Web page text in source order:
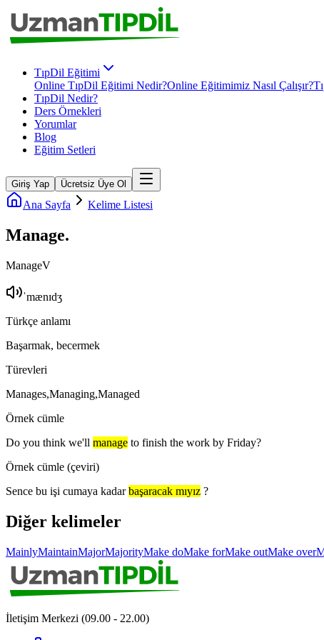
TıpDil Eğitimi
Online TıpDil Eğitimi Nedir?Online Eğitimimiz Nasıl Çalışır?
TıpDil Nedir?
Ders Örnekleri
Yorumlar
Blog
Eğitim Setleri
Giriş Yap Ücretsiz Üye Ol
Ana Sayfa Kelime Listesi
Manage.
ManageV
ˈmænɪdʒ
Türkçe anlamı
Başarmak, becermek
Türevleri
Manages,Managing,Managed
Örnek cümle
Do you think we'll manage to finish the work by Friday?
Örnek cümle (çeviri)
Sence bu işi cumaya kadar başaracak mıyız ?
Diğer kelimeler
MainlyMaintainMajorMajorityMake doMake forMake outMake over
İletişim Merkezi (09.00 - 22.00)